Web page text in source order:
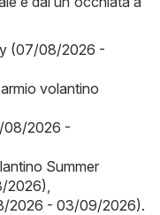
(07/08/2026 -
volantino
08/2026 -
Summer
2026)
2026 - 03/09/2026).